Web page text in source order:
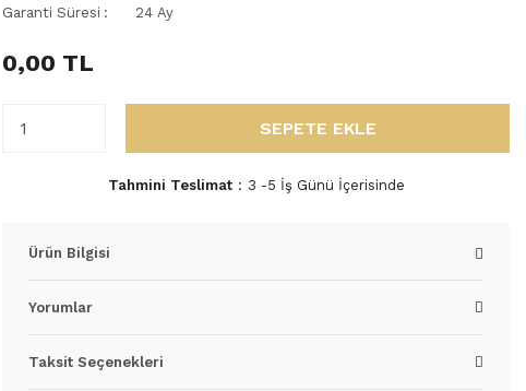
Garanti Süresi
24 Ay
0,00 TL
SEPETE EKLE
Tahmini Teslimat 3 -5 İş Günü İçerisinde
Ürün Bilgisi
Yorumlar
Taksit Seçenekleri